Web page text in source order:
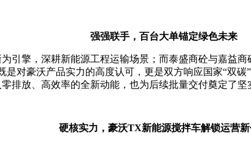
强强联手，百台大单锚定绿色未来
引擎，深耕新能源工程运输场景；而泰盛商砼与嘉益
对豪沃产品实力的高度认可，更是双方响应国家“双
排放、高效率的全新动能，也为后续批量交付奠定了坚
硬核实力，豪沃TX新能源搅拌车解锁运营